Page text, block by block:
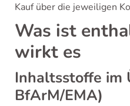
Kauf über die jeweiligen
Was ist
wirkt es
Inhaltsstoffe im
BfArM/EMA)